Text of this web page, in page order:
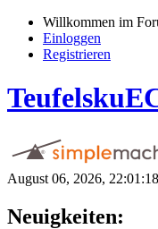
Willkommen im
Einloggen
Registrieren
August 06, 2026,
Neuigkeiten: